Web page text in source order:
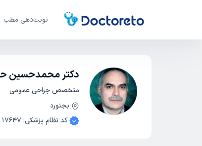
نوبت‌دهی مطب
دکتر محمدحسین
متخصص جراحی عمومی
بجنورد
کد نظام پزشکی:
17647